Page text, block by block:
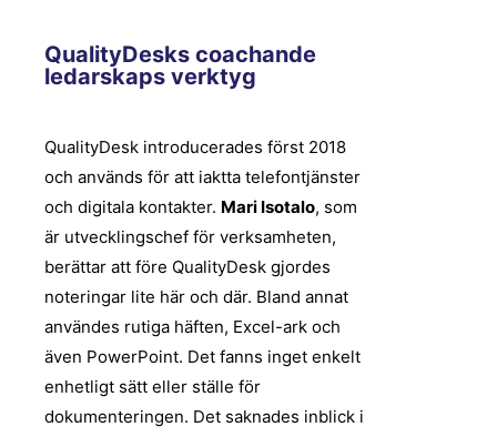
QualityDesks coachande
ledarskaps verktyg
QualityDesk introducerades först 2018
och används för att iaktta telefontjänster
och digitala kontakter. Mari Isotalo, som
är utvecklingschef för verksamheten,
berättar att före QualityDesk gjordes
noteringar lite här och där. Bland annat
användes rutiga häften, Excel-ark och
även PowerPoint. Det fanns inget enkelt
enhetligt sätt eller ställe för
dokumenteringen. Det saknades inblick i